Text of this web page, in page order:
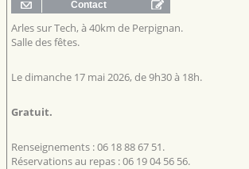
Arles sur Tech, à 40km de Perpignan.
Salle des fêtes.
Le dimanche 17 mai 2026, de 9h30 à 18h.
Gratuit.
Renseignements : 06 18 88 67 51.
Réservations au repas : 06 19 04 56 56.